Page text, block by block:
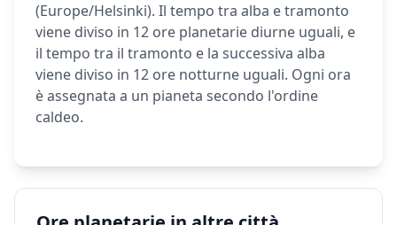
(Europe/Helsinki). Il tempo tra alba e tramonto
viene diviso in 12 ore planetarie diurne uguali, e
il tempo tra il tramonto e la successiva alba
viene diviso in 12 ore notturne uguali. Ogni ora
è assegnata a un pianeta secondo l'ordine
caldeo.